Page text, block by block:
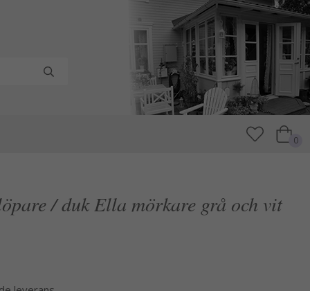
0
/ duk Ella mörkare grå och vit